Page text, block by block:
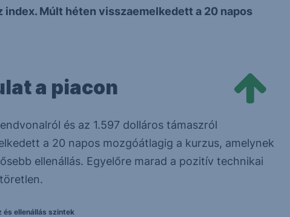
Múlt héten visszaemelkedett a 20 napos
a piacon
és az 1.597 dolláros támaszról
a 20 napos mozgóátlagig a kurzus, amelynek
ellenállás. Egyelőre marad a pozitív technikai
és ellenállás szintek